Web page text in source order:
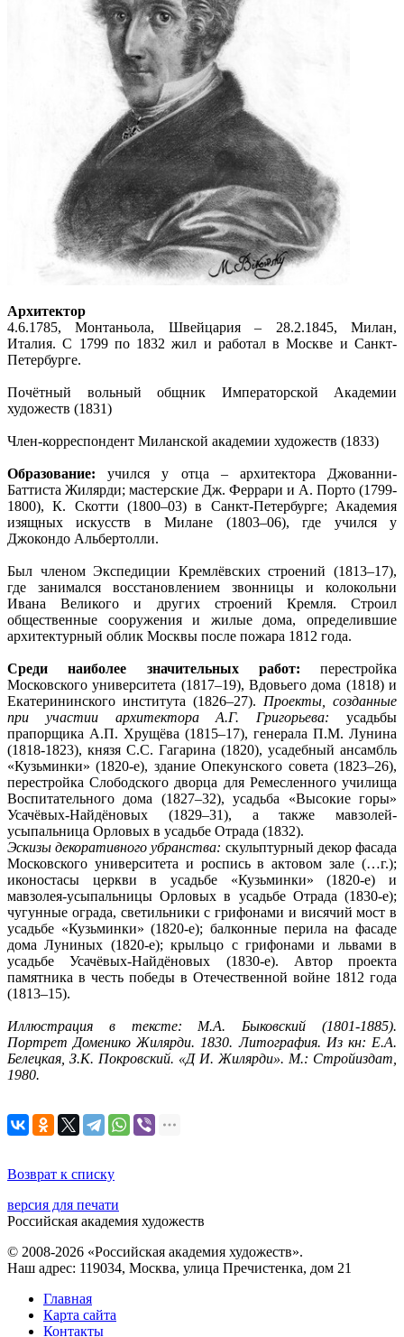
Архитектор
4.6.1785, Монтаньола, Швейцария – 28.2.1845, Милан,
Италия. С 1799 по 1832 жил и работал в Москве и Санкт-
Петербурге.
Почётный вольный общник Императорской Академии
художеств (1831)
Член-корреспондент Миланской академии художеств (1833)
Образование: учился у отца – архитектора Джованни-
Баттиста Жилярди; мастерские Дж. Феррари и А. Порто (1799-
1800), К. Скотти (1800–03) в Санкт-Петербурге; Академия
изящных искусств в Милане (1803–06), где учился у
Джокондо Альбертолли.
Был членом Экспедиции Кремлёвских строений (1813–17),
где занимался восстановлением звонницы и колокольни
Ивана Великого и других строений Кремля. Строил
общественные сооружения и жилые дома, определившие
архитектурный облик Москвы после пожара 1812 года.
Среди наиболее значительных работ: перестройка
Московского университета (1817–19), Вдовьего дома (1818) и
Екатерининского института (1826–27). Проекты, созданные
при участии архитектора А.Г. Григорьева:усадьбы
прапорщика А.П. Хрущёва (1815–17), генерала П.М. Лунина
(1818-1823), князя С.С. Гагарина (1820), усадебный ансамбль
«Кузьминки» (1820-е), здание Опекунского совета (1823–26),
перестройка Слободского дворца для Ремесленного училища
Воспитательного дома (1827–32), усадьба «Высокие горы»
Усачёвых-Найдёновых (1829–31), а также мавзолей-
усыпальница Орловых в усадьбе Отрада (1832).
Эскизы декоративного убранства: скульптурный декор фасада
Московского университета и роспись в актовом зале (…г.);
иконостасы церкви в усадьбе «Кузьминки» (1820-е) и
мавзолея-усыпальницы Орловых в усадьбе Отрада (1830-е);
чугунные ограда, светильники с грифонами и висячий мост в
усадьбе «Кузьминки» (1820-е); балконные перила на фасаде
дома Луниных (1820-е); крыльцо с грифонами и львами в
усадьбе Усачёвых-Найдёновых (1830-е). Автор проекта
памятника в честь победы в Отечественной войне 1812 года
(1813–15).
Иллюстрация в тексте: М.А. Быковский (1801-1885).
Портрет Доменико Жилярди. 1830. Литография. Из кн: Е.А.
Белецкая, З.К. Покровский. «Д И. Жилярди». М.: Стройиздат,
1980.
Возврат к списку
версия для печати
Российская академия художеств
© 2008-2026 «Российская академия художеств».
Наш адрес: 119034, Москва, улица Пречистенка, дом 21
Главная
Карта сайта
Контакты